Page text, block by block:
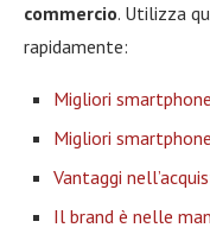
commercio. Utilizza
rapidamente:
Migliori
Migliori
Vantaggi
Il brand è nelle